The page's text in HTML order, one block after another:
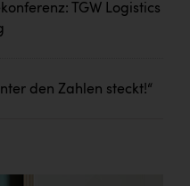
TGW Logistics
den Zahlen steckt!“